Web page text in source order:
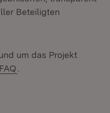
Beteiligten
um das Projekt
FAQ